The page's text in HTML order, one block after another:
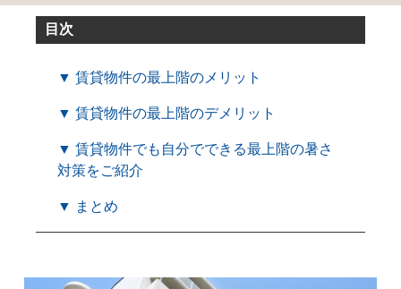
目次
▼ 賃貸物件の最上階のメリット
▼ 賃貸物件の最上階のデメリット
▼ 賃貸物件でも自分でできる最上階の暑さ
対策をご紹介
▼ まとめ